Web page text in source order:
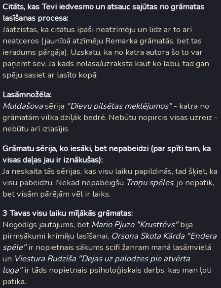
Citāts, kas Tevi iedvesmo un atsauc sajūtas no grāmatas
lasīšanas procesa:
Jāatzīstas, ka citātus īpaši neatzīmēju un līdz ar to arī
neatceros (jaunībā atzīmēju Remarka grāmatās, bet tas
ieradums pārgāja). Uzskatu, ka no katra autora šo to var
paņemt sev. Ja kāds nolasa/uzraksta kaut ko labu, tad gan
spēju sasiet ar lasīto kopā.
Lasāmnožēla:
Muldašovasērija "Dievu pilsētas meklējumos"- katra no
grāmatām vilka dziļāk bedrē. Nebūtu nopircis visas uzreiz -
nebūtu arī izlasījis.
Grāmatu sērija, ko iesāki, bet nepabeidzi (par spīti tam, ka
visas daļas jau ir iznākušas):
Ja neskaita tās sērijas, kas visu laiku papildinās, tad šķiet, ka
visu pabeidzu. Nekad nepabeigšu Troņu spēles, jo nepatīk,
bet visām pārējām vēl ir laiks.
3 Tavas visu laiku mīļākās grāmatas:
Negodīgs jautājums, bet Mario Pjuzo "Krusttēvs"bija
pirmsākumi krimiķu lasīšanai, Orsona Skota Kārda "Endera
spēle"ir nopietnais sākums scifi žanram manā lasāmvielā
un Viestura Rudzīša "Dejas uz palodzes pie atvērta
loga"ir tāds nopietnais psiholoģiskais darbs, kas man ļoti
patika.